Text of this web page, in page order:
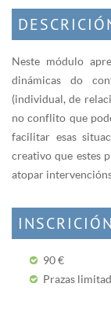
Neste módulo
dinámicas do
(individual, de
no conflito que
facilitar esas
creativo que estes
atopar
INSCRICIÓN
90 €
Prazas